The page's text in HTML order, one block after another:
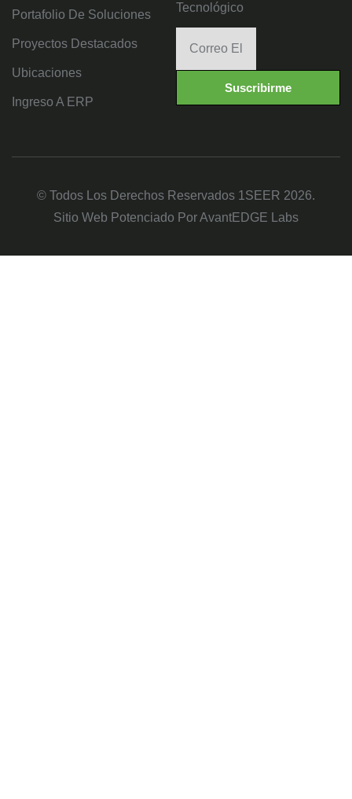
Portafolio De Soluciones
Proyectos Destacados
Ubicaciones
Ingreso A ERP
Tecnológico
Suscribirme
© Todos Los Derechos Reservados 1SEER 2026.
Sitio Web Potenciado Por AvantEDGE Labs